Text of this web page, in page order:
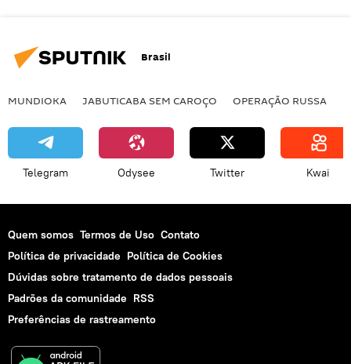
Brasil
MUNDIOKA JABUTICABA SEM CAROÇO OPERAÇÃO RUSSA
Telegram Odysee Twitter Kwai
Quem somos Termos de Uso Contato
Política de privacidade Política de Cookies
Dúvidas sobre tratamento de dados pessoais
Padrões da comunidade RSS
Preferências de rastreamento